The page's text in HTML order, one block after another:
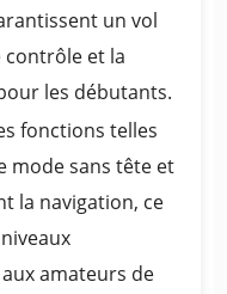
un vol
et la
les débutants.
fonctions telles
mode sans tête et
la navigation, ce
amateurs de